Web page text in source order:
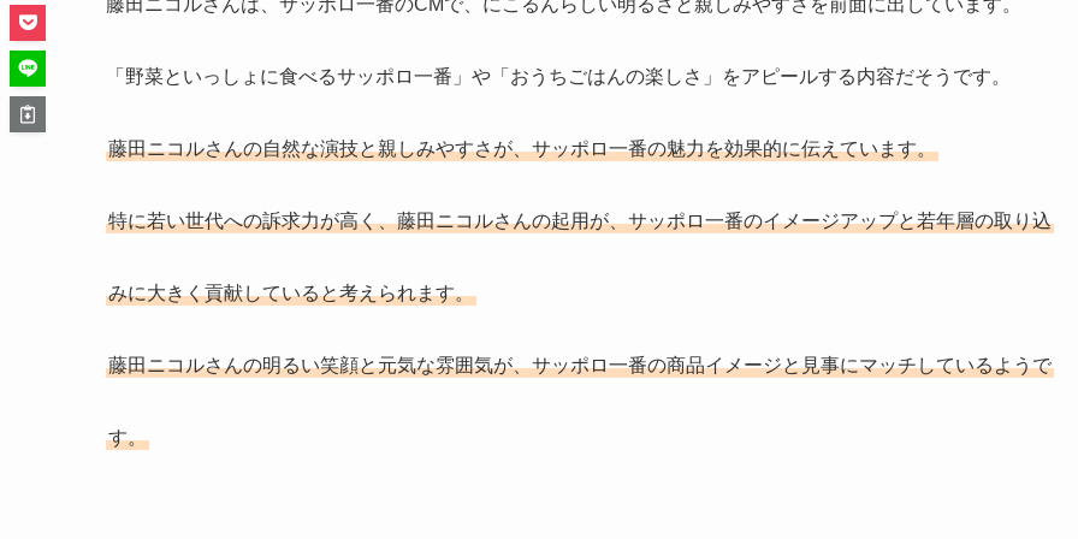
「野菜といっしょに食べるサッポロ一番」や「おうちごはんの楽しさ」をアピールする内容だそうです。
藤田ニコルさんの自然な演技と親しみやすさが、サッポロ一番の魅力を効果的に伝えています。
特に若い世代への訴求力が高く、藤田ニコルさんの起用が、サッポロ一番のイメージアップと若年層の取り込
みに大きく貢献していると考えられます。
藤田ニコルさんの明るい笑顔と元気な雰囲気が、サッポロ一番の商品イメージと見事にマッチしているようで
す。